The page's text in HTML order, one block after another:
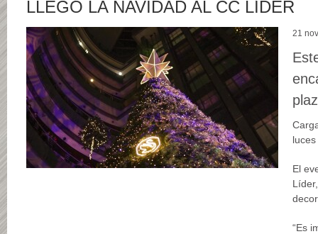
LLEGÓ LA NAVIDAD AL CC LÍDER
21
El
“Es